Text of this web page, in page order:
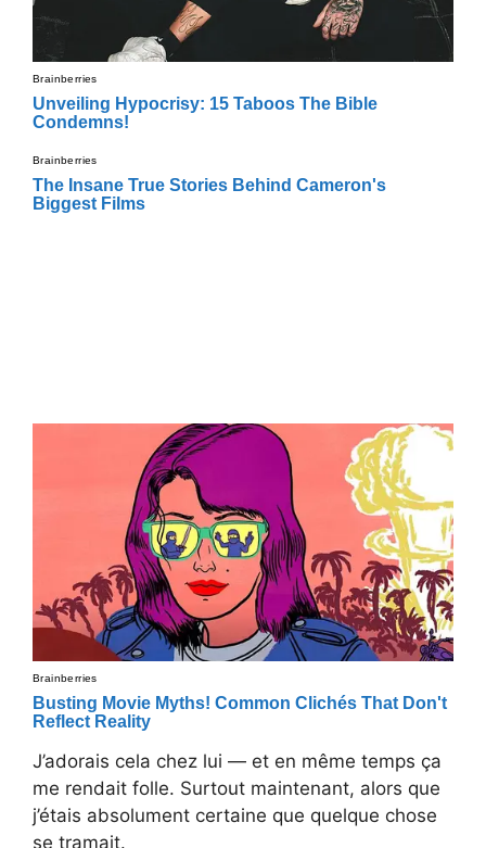
J’adorais cela chez lui — et en même temps ça
me rendait folle. Surtout maintenant, alors que
j’étais absolument certaine que quelque chose
se tramait.